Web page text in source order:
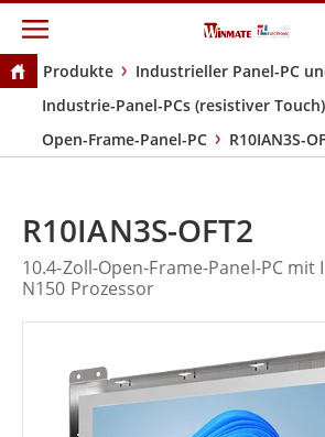
Produkte
Industrieller Panel-PC
Industrie-Panel-PCs (resistiver Touch)
Open-Frame-Panel-PC
R10IAN3S-
R10IAN3S-OFT2
10.4-Zoll-Open-Frame-Panel-PC
N150 Prozessor